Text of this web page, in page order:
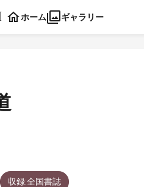
ホーム ギャラリー
収録:全国書誌